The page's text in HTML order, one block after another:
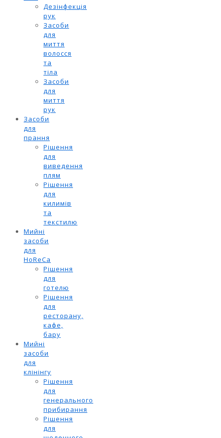
Дезінфекція
рук
Засоби
для
миття
волосся
та
тіла
Засоби
для
миття
рук
Засоби
для
прання
Рішення
для
виведення
плям
Рішення
для
килимів
та
текстилю
Мийні
засоби
для
HoReCa
Рішення
для
готелю
Рішення
для
ресторану,
кафе,
бару
Мийні
засоби
для
клінінгу
Рішення
для
генерального
прибирання
Рішення
для